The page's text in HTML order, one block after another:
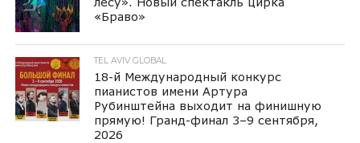
«Браво»
TEL AVIV GLOBAL
18-й Международный конкурс
пианистов имени Артура
Рубинштейна выходит на финишную
прямую! Гранд-финал 3–9 сентября,
2026